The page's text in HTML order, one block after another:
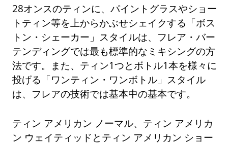
28オンスのティンに、パイントグラスやショー
トティン等を上からかぶせシェイクする「ボス
トン・シェーカー」スタイルは、フレア・バー
テンディングでは最も標準的なミキシングの方
法です。また、ティン1つとボトル1本を様々に
投げる「ワンティン・ワンボトル」スタイル
は、フレアの技術では基本中の基本です。
ティン アメリカン ノーマル、ティン アメリカ
ン ウェイティッドとティン アメリカン ショー